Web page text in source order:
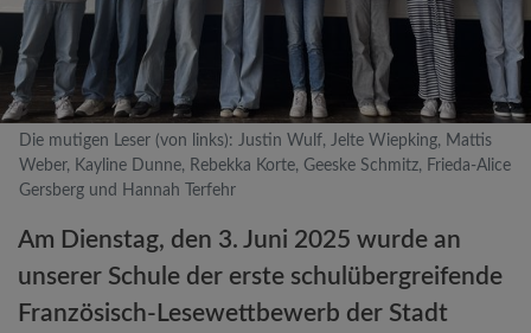
Die mutigen Leser (von links): Justin Wulf, Jelte Wiepking, Mattis
Weber, Kayline Dunne, Rebekka Korte, Geeske Schmitz, Frieda-Alice
Gersberg und Hannah Terfehr
Am Dienstag, den 3. Juni 2025 wurde an
unserer Schule der erste schulübergreifende
Französisch-Lesewettbewerb der Stadt